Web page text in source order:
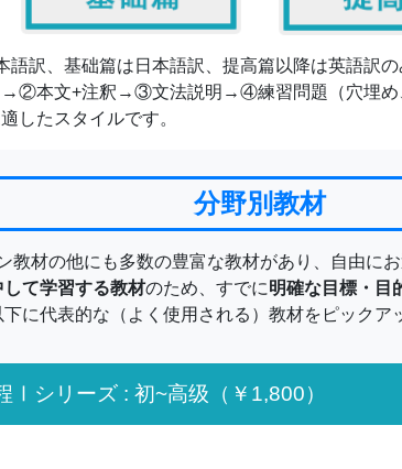
語訳、基础篇は日本語訳、提高篇以降は英語訳の
本文+注釈→③文法説明→④練習問題（穴埋め
したスタイルです。
分野別教材
教材の他にも多数の豊富な教材があり、自由にお
て学習する教材のため、すでに明確な目標・目
下に代表的な（よく使用される）教材をピックア
Ⅰ シリーズ : 初~高级 （￥1,800）